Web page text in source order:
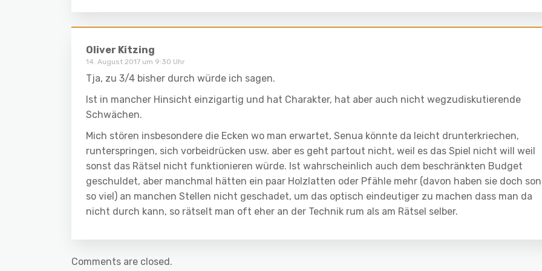
Oliver Kitzing
14. August 2017 um 9:30 Uhr
Tja, zu 3/4 bisher durch würde ich sagen.
Ist in mancher Hinsicht einzigartig und hat Charakter, hat aber auch nicht wegzudiskutierende
Schwächen.
Mich stören insbesondere die Ecken wo man erwartet, Senua könnte da leicht drunterkriechen,
runterspringen, sich vorbeidrücken usw. aber es geht partout nicht, weil es das Spiel nicht will weil
sonst das Rätsel nicht funktionieren würde. Ist wahrscheinlich auch dem beschränkten Budget
geschuldet, aber manchmal hätten ein paar Holzlatten oder Pfähle mehr (davon haben sie doch
so viel) an manchen Stellen nicht geschadet, um das optisch eindeutiger zu machen dass man da
nicht durch kann, so rätselt man oft eher an der Technik rum als am Rätsel selber.
Comments are closed.